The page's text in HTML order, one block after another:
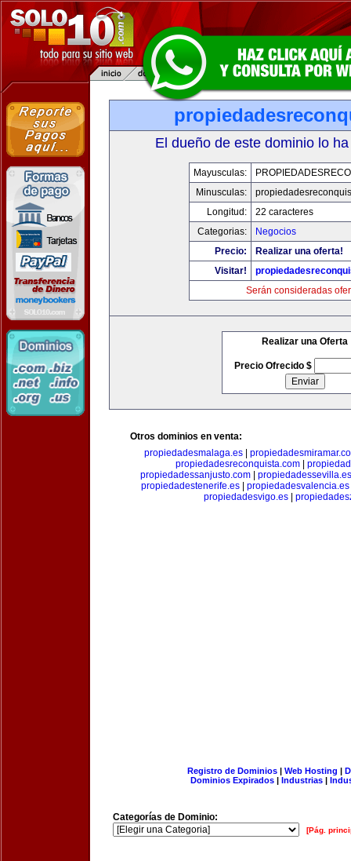
El dueño de este dominio lo
Mayusculas:
Minusculas:
Longitud:
22 caracteres
Categorias:
Negocios
Precio:
Realizar una oferta!
Visitar!
Serán consideradas
Realizar una Oferta
Precio Ofrecido $
Otros dominios en venta:
propiedadesmalaga.es|
propiedadesreconquista.com
propiedadessanjusto.com| propiedadessevilla.es
propiedadestenerife.es| propiedadesvalencia.es
propiedadesvigo.es|
Registro de Dominios| Web Hosting |
Dominios Expirados | Industrias |
Categorías de Dominio:
[Pág.